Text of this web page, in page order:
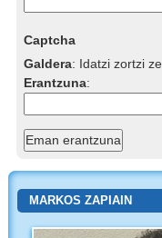
Captcha
Galdera: Idatzi zortzi
Erantzuna:
MARKOS ZAPIAIN